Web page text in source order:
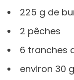
225 g de
2 pêches⁠
6 tranches
environ 30